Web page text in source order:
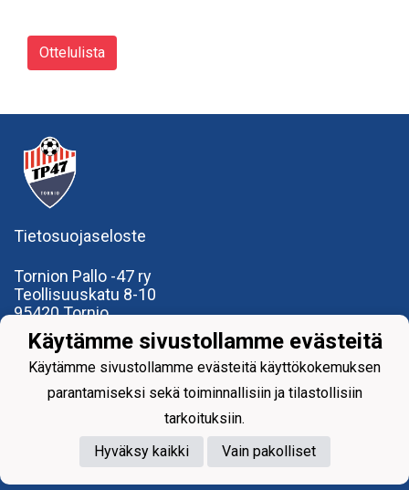
Ottelulista
Tietosuojaseloste
Tornion Pallo -47 ry
Teollisuuskatu 8-10
95420 Tornio
+358 40591 9275
office@tp47.com
Powered by
Käytämme sivustollamme evästeitä
Käytämme sivustollamme evästeitä käyttökokemuksen
parantamiseksi sekä toiminnallisiin ja tilastollisiin
tarkoituksiin.
Hyväksy kaikki
Vain pakolliset